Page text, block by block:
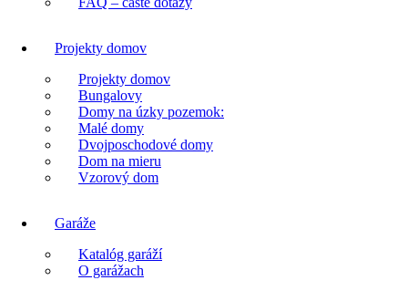
Projekty domov
Projekty domov
Bungalovy
Domy na úzky pozemok:
Malé domy
Dvojposchodové domy
Dom na mieru
Vzorový dom
Garáže
Katalóg garáží
O garážach